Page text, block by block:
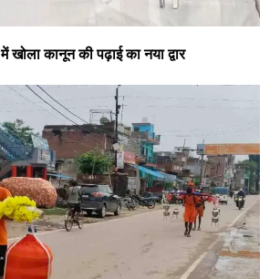
कानून की पढ़ाई का नया द्वार